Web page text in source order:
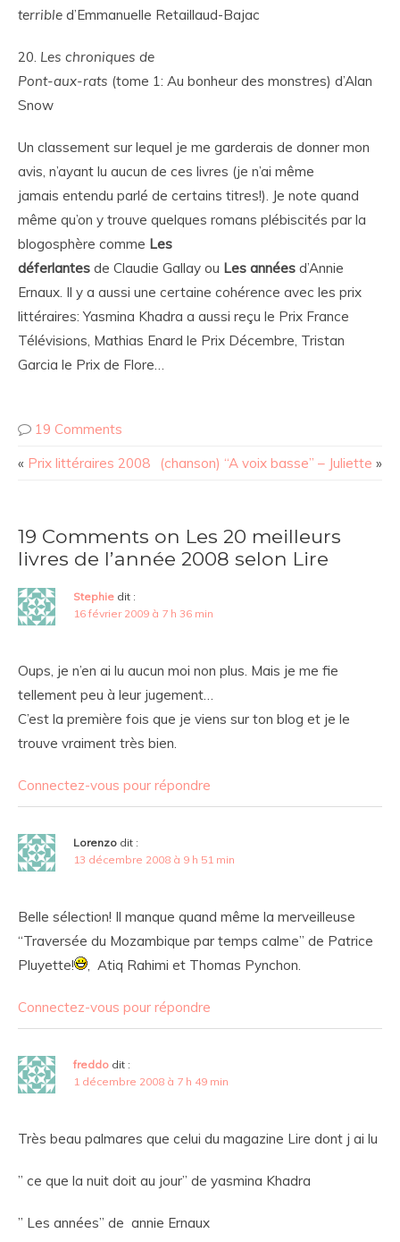
terrible d’Emmanuelle Retaillaud-Bajac
20. Les chroniques de
Pont-aux-rats (tome 1: Au bonheur des monstres) d’Alan
Snow
Un classement sur lequel je me garderais de donner mon
avis, n’ayant lu aucun de ces livres (je n’ai même
jamais entendu parlé de certains titres!). Je note quand
même qu’on y trouve quelques romans plébiscités par la
blogosphère comme Les
déferlantes de Claudie Gallay ou Les années d’Annie
Ernaux. Il y a aussi une certaine cohérence avec les prix
littéraires: Yasmina Khadra a aussi reçu le Prix France
Télévisions, Mathias Enard le Prix Décembre, Tristan
Garcia le Prix de Flore…
19 Comments
« Prix littéraires 2008 (chanson) “A voix basse” – Juliette »
19 Comments on Les 20 meilleurs
livres de l’année 2008 selon Lire
Stephie dit :
16 février 2009 à 7 h 36 min
Oups, je n’en ai lu aucun moi non plus. Mais je me fie
tellement peu à leur jugement…
C’est la première fois que je viens sur ton blog et je le
trouve vraiment très bien.
Connectez-vous pour répondre
Lorenzo dit :
13 décembre 2008 à 9 h 51 min
Belle sélection! Il manque quand même la merveilleuse
“Traversée du Mozambique par temps calme” de Patrice
Pluyette!
, Atiq Rahimi et Thomas Pynchon.
Connectez-vous pour répondre
freddo dit :
1 décembre 2008 à 7 h 49 min
Très beau palmares que celui du magazine Lire dont j ai lu
” ce que la nuit doit au jour” de yasmina Khadra
” Les années” de annie Ernaux